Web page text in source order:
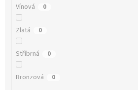
Vínová 0
Zlatá 0
Stříbrná 0
Bronzová 0